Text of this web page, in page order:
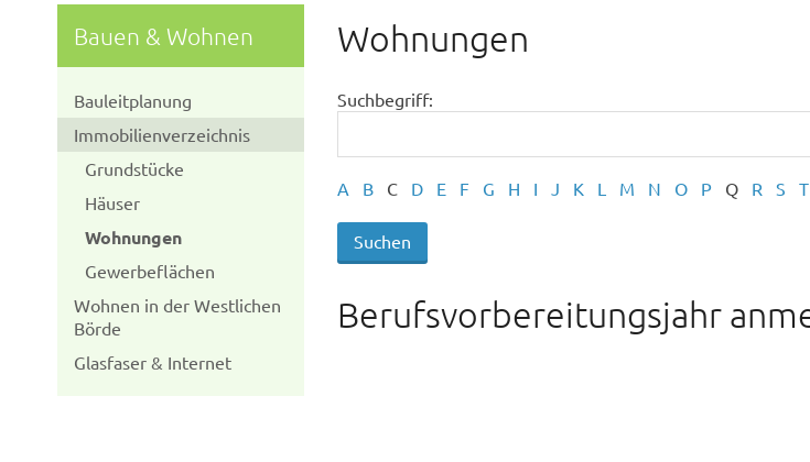
Bauen & Wohnen
Bauleitplanung
Immobilienverzeichnis
Grundstücke
Häuser
Wohnungen
Gewerbeflächen
Wohnen in der Westlichen
Börde
Glasfaser & Internet
Wohnungen
Suchbegriff:
A B C D E F G H I J K L M N O P Q R S T
Berufsvorbereitungsjahr